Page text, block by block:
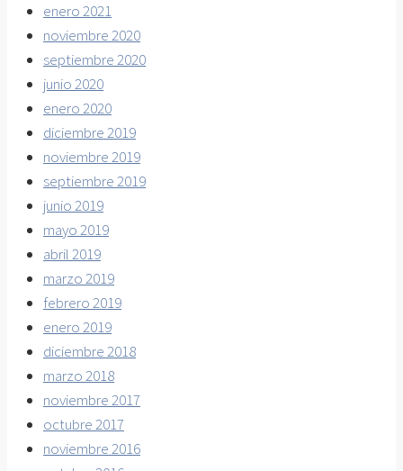
enero 2021
noviembre 2020
septiembre 2020
junio 2020
enero 2020
diciembre 2019
noviembre 2019
septiembre 2019
junio 2019
mayo 2019
abril 2019
marzo 2019
febrero 2019
enero 2019
diciembre 2018
marzo 2018
noviembre 2017
octubre 2017
noviembre 2016